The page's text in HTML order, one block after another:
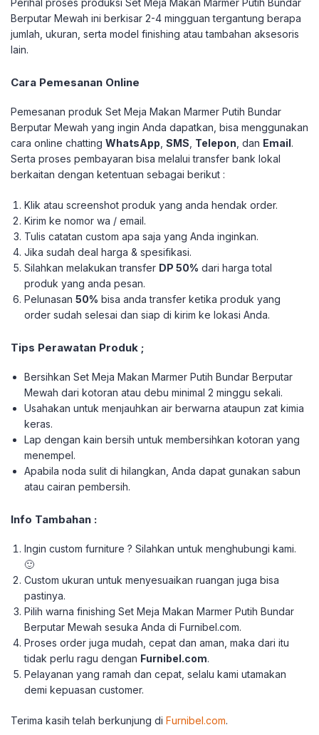
Perihal proses produksi Set Meja Makan Marmer Putih Bundar
Berputar Mewah ini berkisar 2-4 mingguan tergantung berapa
jumlah, ukuran, serta model finishing atau tambahan aksesoris
lain.
Cara Pemesanan Online
Pemesanan produk Set Meja Makan Marmer Putih Bundar
Berputar Mewah yang ingin Anda dapatkan, bisa menggunakan
cara online chatting WhatsApp SMS Telepon , dan Email.
Serta proses pembayaran bisa melalui transfer bank lokal
berkaitan dengan ketentuan sebagai berikut :
Klik atau screenshot produk yang anda hendak order.
Kirim ke nomor wa / email.
Tulis catatan custom apa saja yang Anda inginkan.
Jika sudah deal harga & spesifikasi.
Silahkan melakukan transfer DP 50% dari harga total
produk yang anda pesan.
Pelunasan50% bisa anda transfer ketika produk yang
order sudah selesai dan siap di kirim ke lokasi Anda.
Tips Perawatan Produk ;
Bersihkan Set Meja Makan Marmer Putih Bundar Berputar
Mewah dari kotoran atau debu minimal 2 minggu sekali.
Usahakan untuk menjauhkan air berwarna ataupun zat kimia
keras.
Lap dengan kain bersih untuk membersihkan kotoran yang
menempel.
Apabila noda sulit di hilangkan, Anda dapat gunakan sabun
atau cairan pembersih.
Info Tambahan :
Ingin custom furniture ? Silahkan untuk menghubungi kami.
🙂
Custom ukuran untuk menyesuaikan ruangan juga bisa
pastinya.
Pilih warna finishing Set Meja Makan Marmer Putih Bundar
Berputar Mewah sesuka Anda di Furnibel.com.
Proses order juga mudah, cepat dan aman, maka dari itu
tidak perlu ragu dengan Furnibel.com.
Pelayanan yang ramah dan cepat, selalu kami utamakan
demi kepuasan customer.
Terima kasih telah berkunjung di Furnibel.com.